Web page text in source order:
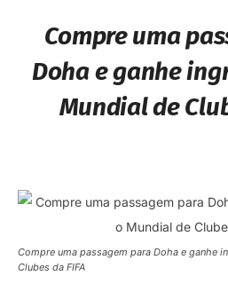
Compre uma
Doha e ganhe
Mundial de
Compre uma passagem para Doha e ganhe
Clubes da FIFA